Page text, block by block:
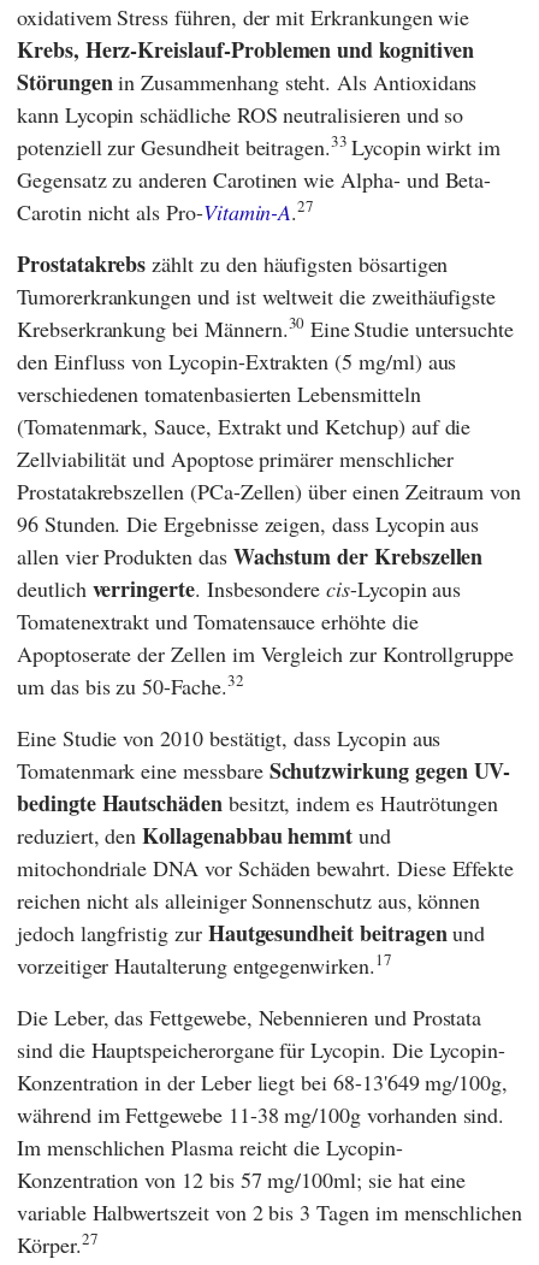
oxidativem Stress führen, der mit Erkrankungen wie
Krebs, Herz-Kreislauf-Problemen und kognitiven
Störungenin Zusammenhang steht. Als Antioxidans
kann Lycopin schädliche ROS neutralisieren und so
potenziell zur Gesundheit beitragen.33 Lycopin wirkt im
Gegensatz zu anderen Carotinen wie Alpha- und Beta-
Carotin nicht als Pro-Vitamin-A.27
Prostatakrebs zählt zu den häufigsten bösartigen
Tumorerkrankungen und ist weltweit die zweithäufigste
Krebserkrankung bei Männern.30 EineStudie untersuchte
den Einfluss von Lycopin-Extrakten (5 mg/ml) aus
verschiedenen tomatenbasierten Lebensmitteln
(Tomatenmark, Sauce, Extrakt und Ketchup) auf die
Zellviabilität und Apoptose primärer menschlicher
Prostatakrebszellen (PCa-Zellen) über einen Zeitraum von
96 Stunden. Die Ergebnisse zeigen, dass Lycopin aus
allen vier Produkten das Wachstum der Krebszellen
deutlich verringerte. Insbesonderecis-Lycopin aus
Tomatenextrakt und Tomatensauce erhöhte die
Apoptoserate der Zellen im Vergleich zur Kontrollgruppe
um das bis zu 50-Fache.32
Eine Studie von 2010 bestätigt, dass Lycopin aus
Tomatenmark eine messbareSchutzwirkung gegen UV-
bedingte Hautschäden besitzt, indem es Hautrötungen
reduziert, denKollagenabbau hemmt und
mitochondriale DNA vor Schäden bewahrt. Diese Effekte
reichen nicht als alleiniger Sonnenschutz aus, können
jedoch langfristig zur Hautgesundheit beitragenund
vorzeitiger Hautalterung entgegenwirken.17
Die Leber, das Fettgewebe, Nebennieren und Prostata
sind die Hauptspeicherorgane für Lycopin. Die Lycopin-
Konzentration in der Leber liegt bei 68-13'649 mg/100g,
während im Fettgewebe 11-38 mg/100g vorhanden sind.
Im menschlichen Plasma reicht die Lycopin-
Konzentration von 12 bis 57 mg/100ml; sie hat eine
variable Halbwertszeit von 2 bis 3 Tagen im menschlichen
Körper.27